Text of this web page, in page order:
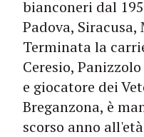
bianconeri dal
Padova, Siracusa,
Terminata la
Ceresio,
e giocatore dei
Breganzona, è
scorso anno